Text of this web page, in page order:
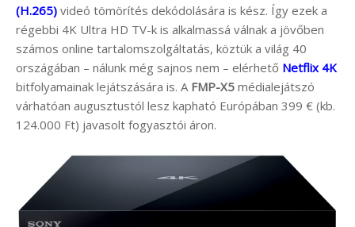
(H.265) videó tömörítés dekódolására is kész. Így ezek a
régebbi 4K Ultra HD TV-k is alkalmassá válnak a jövőben
számos online tartalomszolgáltatás, köztük a világ 40
országában – nálunk még sajnos nem – elérhető Netflix 4K
bitfolyamainak lejátszására is. A FMP-X5 médialejátszó
várhatóan augusztustól lesz kapható Európában 399 € (kb.
124.000 Ft) javasolt fogyasztói áron.